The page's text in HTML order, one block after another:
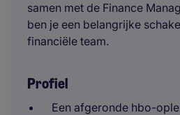
samen met de Finance
ben je een belangrijke
financiële team.
Profiel
Een afgeronde hbo-